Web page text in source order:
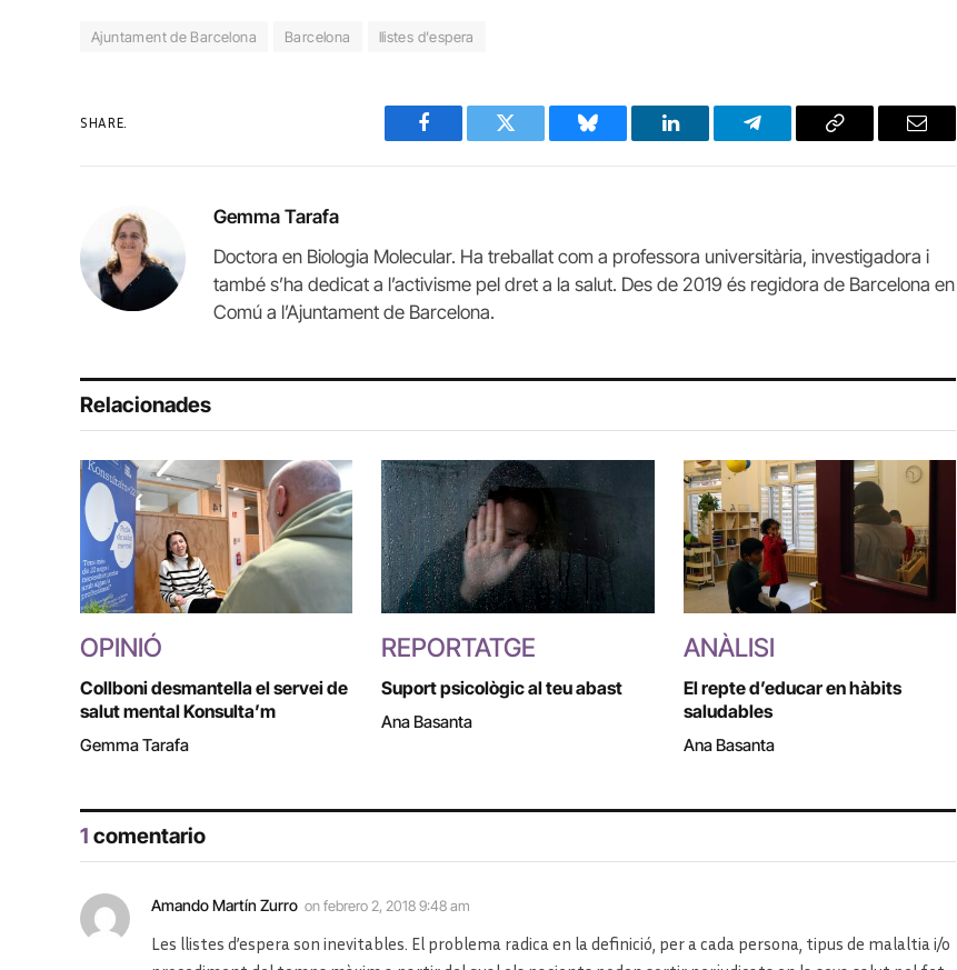
Ajuntament de Barcelona Barcelona llistes d'espera
SHARE.
Facebook Twitter Bluesky LinkedIn Telegram Copy
Email
Gemma Tarafa
Doctora en Biologia Molecular. Ha treballat com a professora universitària, investigadora i
també s’ha dedicat a l’activisme pel dret a la salut. Des de 2019 és regidora de Barcelona en
Comú a l’Ajuntament de Barcelona.
Relacionades
OPINIÓ
Collboni desmantella el servei de
salut mental Konsulta’m
Gemma Tarafa
REPORTATGE
Suport psicològic al teu abast
Ana Basanta
ANÀLISI
El repte d’educar en hàbits
saludables
Ana Basanta
1 comentario
Amando Martín Zurro onfebrero 2, 2018 9:48 am
Les llistes d’espera son inevitables. El problema radica en la definició, per a cada persona, tipus de malaltia i/o